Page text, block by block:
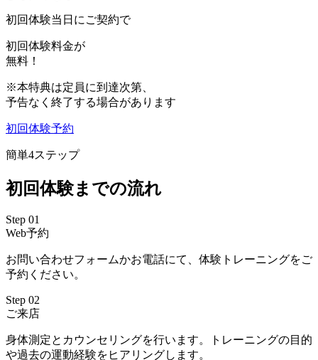
初回体験当日にご契約で
初回体験料金が
無料！
※本特典は定員に到達次第、
予告なく終了する場合があります
初回体験予約
簡単4ステップ
初回体験までの流れ
Step 01
Web予約
お問い合わせフォームかお電話にて、体験トレーニングをご
予約ください。
Step 02
ご来店
身体測定とカウンセリングを行います。トレーニングの目的
や過去の運動経験をヒアリングします。